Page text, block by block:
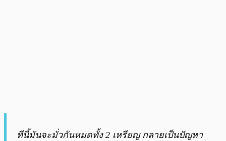
ทีนี้มันจะมั่วกันหมดทั้ง 2 เหรียญ กลายเป็นปัญหา